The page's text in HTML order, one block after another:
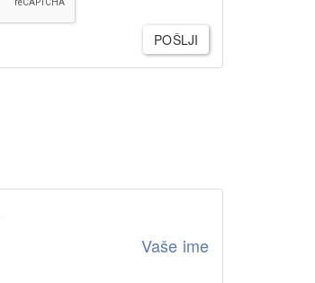
POŠLJI
Vaše ime